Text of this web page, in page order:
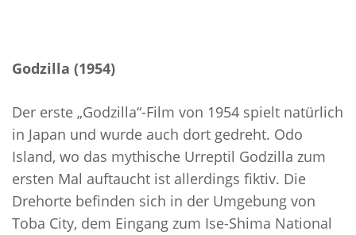
Godzilla (1954)
Der erste „Godzilla“-Film von 1954 spielt natürlich
in Japan und wurde auch dort gedreht. Odo
Island, wo das mythische Urreptil Godzilla zum
ersten Mal auftaucht ist allerdings fiktiv. Die
Drehorte befinden sich in der Umgebung von
Toba City, dem Eingang zum Ise-Shima National